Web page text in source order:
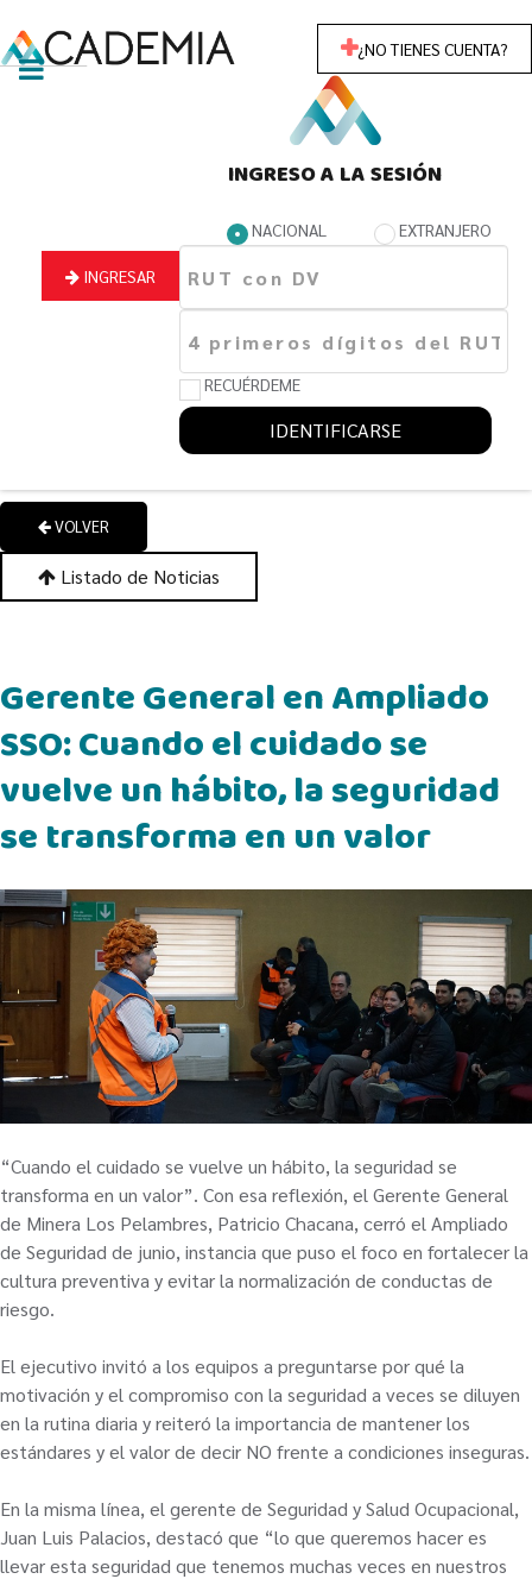
¿NO TIENES CUENTA?
INGRESAR
INGRESO A LA SESIÓN
NACIONAL EXTRANJERO
RECUÉRDEME
IDENTIFICARSE
VOLVER
Listado de Noticias
Gerente General en Ampliado
SSO: Cuando el cuidado se
vuelve un hábito, la seguridad
se transforma en un valor
“Cuando el cuidado se vuelve un hábito, la seguridad se
transforma en un valor”. Con esa reflexión, el Gerente General
de Minera Los Pelambres, Patricio Chacana, cerró el Ampliado
de Seguridad de junio, instancia que puso el foco en fortalecer la
cultura preventiva y evitar la normalización de conductas de
riesgo.
El ejecutivo invitó a los equipos a preguntarse por qué la
motivación y el compromiso con la seguridad a veces se diluyen
en la rutina diaria y reiteró la importancia de mantener los
estándares y el valor de decir NO frente a condiciones inseguras.
En la misma línea, el gerente de Seguridad y Salud Ocupacional,
Juan Luis Palacios, destacó que “lo que queremos hacer es
llevar esta seguridad que tenemos muchas veces en nuestros